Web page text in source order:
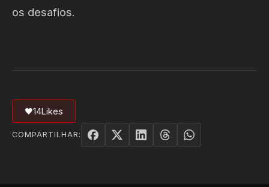
os desafios.
🖤14Likes
COMPARTILHAR: